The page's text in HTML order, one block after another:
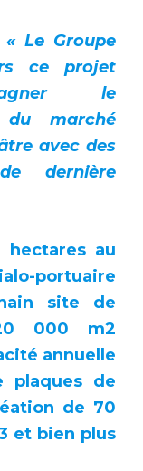
« Le Groupe
ce projet
le
du marché
avec des
dernière
au
portuaire
site de
000 m2
annuelle
plaques de
de 70
et bien plus